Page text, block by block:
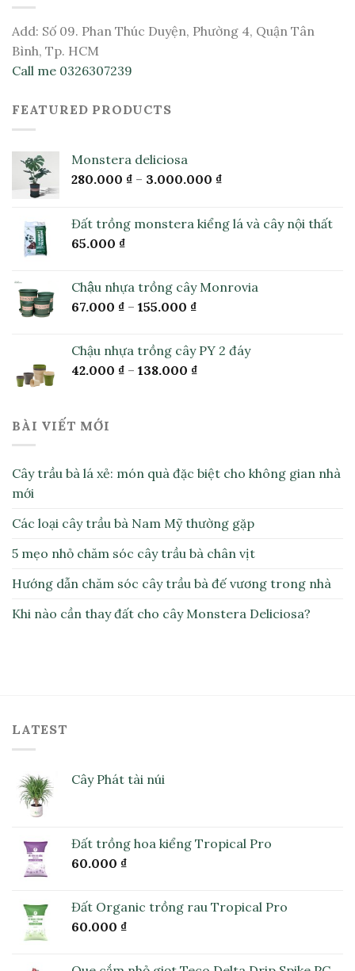
Add: Số 09. Phan Thúc Duyện, Phường 4, Quận Tân
Bình, Tp. HCM
Call me 0326307239
FEATURED PRODUCTS
Monstera deliciosa
280.000 ₫ – 3.000.000 ₫
Đất trồng monstera kiểng lá và cây nội thất
65.000 ₫
Chậu nhựa trồng cây Monrovia
67.000 ₫ – 155.000 ₫
Chậu nhựa trồng cây PY 2 đáy
42.000 ₫ – 138.000 ₫
BÀI VIẾT MỚI
Cây trầu bà lá xẻ: món quà đặc biệt cho không gian nhà
mới
Các loại cây trầu bà Nam Mỹ thường gặp
5 mẹo nhỏ chăm sóc cây trầu bà chân vịt
Hướng dẫn chăm sóc cây trầu bà đế vương trong nhà
Khi nào cần thay đất cho cây Monstera Deliciosa?
LATEST
Cây Phát tài núi
Đất trồng hoa kiểng Tropical Pro
60.000 ₫
Đất Organic trồng rau Tropical Pro
60.000 ₫